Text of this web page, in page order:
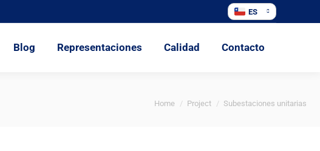
ES
Blog Representaciones Calidad Contacto
Home Project Subestaciones unitarias
Representaciones Calidad Contacto